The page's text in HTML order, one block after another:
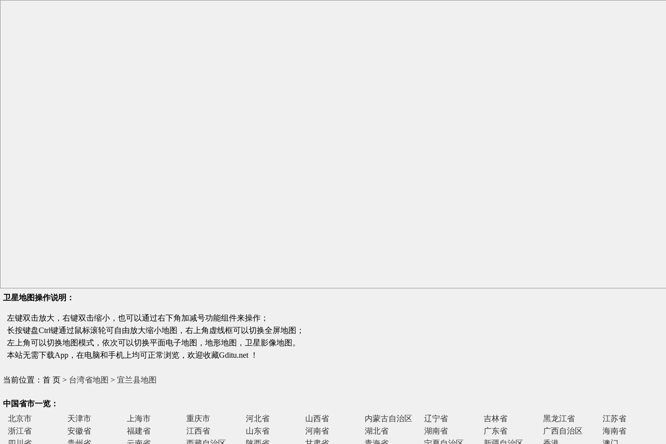
卫星地图操作说明：
左键双击放大，右键双击缩小，也可以通过右下角加减号功能组件来操作；
长按键盘Ctrl键通过鼠标滚轮可自由放大缩小地图，右上角虚线框可以切换全屏地图；
左上角可以切换地图模式，依次可以切换平面电子地图，地形地图，卫星影像地图。
本站无需下载App，在电脑和手机上均可正常浏览，欢迎收藏Gditu.net ！
当前位置：首 页 > 台湾省地图 > 宜兰县地图
中国省市一览：
北京市
天津市 上海市 重庆市 河北省 山西省 内蒙古自治区 辽宁省 吉林省 黑龙江省
江苏省
浙江省
安徽省 福建省 江西省 山东省 河南省 湖北省 湖南省 广东省 广西自治区
海南省